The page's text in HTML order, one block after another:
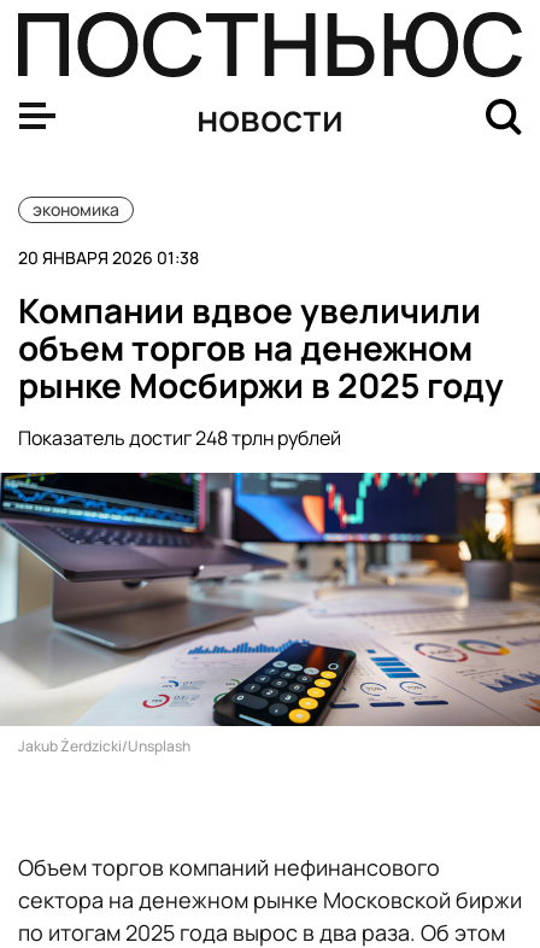
новости
экономика
20 ЯНВАРЯ 2026 01:38
Компании вдвое увеличили
объем торгов на денежном
рынке Мосбиржи в 2025 году
Показатель достиг 248 трлн рублей
Jakub Żerdzicki/Unsplash
Объем торгов компаний нефинансового
сектора на денежном рынке Московской биржи
по итогам 2025 года вырос в два раза. Об этом
Богатейший человек Мексики купит местные активы